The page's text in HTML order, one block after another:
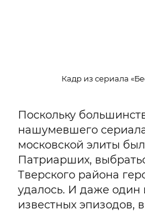
Кадр из сериала
Поскольку
нашумевшего
московской элиты
Патриарших,
Тверского района
удалось. И даже один
известных эпизодов,